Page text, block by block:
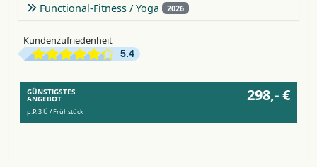
Functional-Fitness / Yoga 2026
Kundenzufriedenheit
5.4
GÜNSTIGSTES
ANGEBOT 298,- €
p.P. 3 Ü / Frühstück